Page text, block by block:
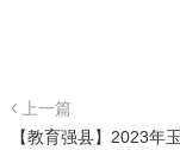
上一篇
【教育强县】2023年